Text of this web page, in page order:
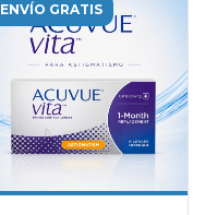
ENVÍO GRATIS